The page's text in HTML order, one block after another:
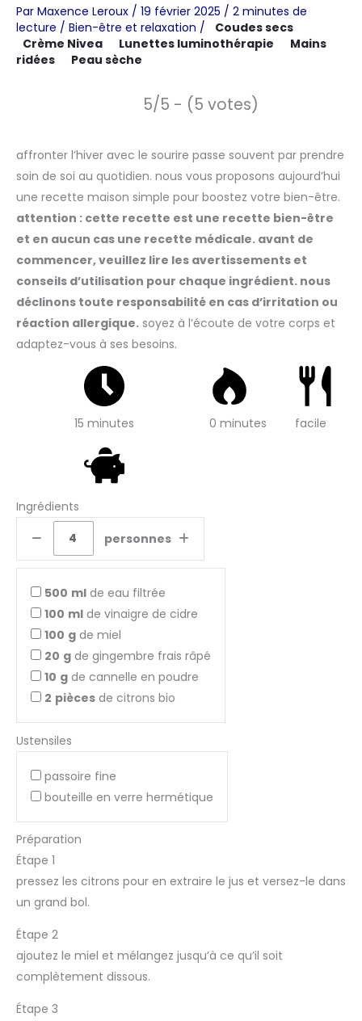
Par Maxence Leroux / 19 février 2025 / 2 minutes de
lecture / Bien-être et relaxation /
Coudes secs
Crème Nivea
Lunettes luminothérapie
Mains
ridées
Peau sèche
5/5 - (5 votes)
affronter l’hiver avec le sourire passe souvent par prendre
soin de soi au quotidien. nous vous proposons aujourd’hui
une recette maison simple pour boostez votre bien-être.
attention : cette recette est une recette bien-être
et en aucun cas une recette médicale. avant de
commencer, veuillez lire les avertissements et
conseils d’utilisation pour chaque ingrédient. nous
déclinons toute responsabilité en cas d’irritation ou
réaction allergique. soyez à l’écoute de votre corps et
adaptez-vous à ses besoins.
15 minutes 0 minutes facile
Ingrédients
personnes
500 ml de eau filtrée
100 ml de vinaigre de cidre
100 g de miel
20 g de gingembre frais râpé
10 g de cannelle en poudre
2 pièces de citrons bio
Ustensiles
passoire fine
bouteille en verre hermétique
Préparation
Étape 1
pressez les citrons pour en extraire le jus et versez-le dans
un grand bol.
Étape 2
ajoutez le miel et mélangez jusqu’à ce qu’il soit
complètement dissous.
Étape 3